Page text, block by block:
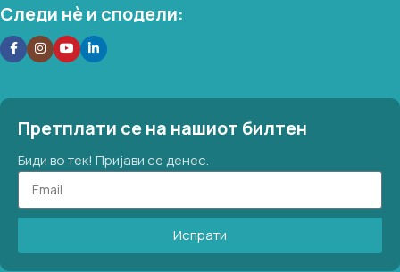
Следи нѐ и сподели:
Претплати се на нашиот билтен
Биди во тек! Пријави се денес.
Испрати